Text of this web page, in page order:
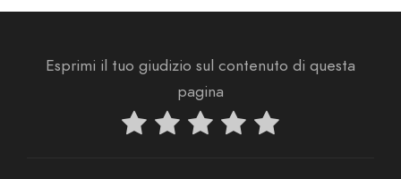
Esprimi il tuo giudizio sul contenuto di questa
pagina